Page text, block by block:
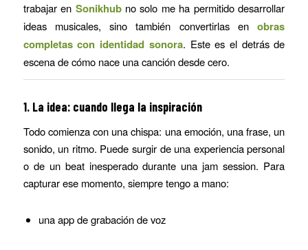
trabajar en Sonikhubno solo me ha permitido desarrollar
ideas musicales, sino también convertirlas enobras
completas con identidad sonora. Este es el detrás de
escena de cómo nace una canción desde cero.
1. La idea: cuando llega la inspiración
Todo comienza con una chispa: una emoción, una frase, un
sonido, un ritmo. Puede surgir de una experiencia personal
o de un beat inesperado durante una jam session. Para
capturar ese momento, siempre tengo a mano:
una app de grabación de voz